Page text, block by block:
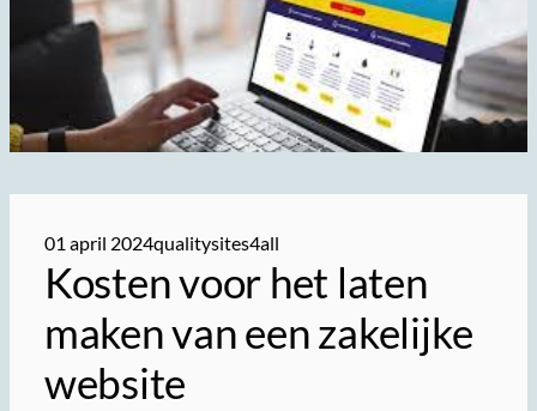
01 april 2024qualitysites4all
Kosten voor het laten
maken van een zakelijke
website